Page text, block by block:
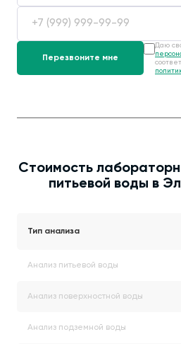
Даю
Стоимость
питьевой воды в
Тип анализа
Анализ питьевой воды
Анализ поверхностной воды
Анализ подземной воды